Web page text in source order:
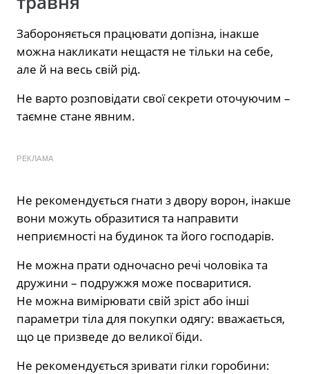
Забороняється працювати допізна, інакше
можна накликати нещастя не тільки на себе,
але й на весь свій рід.
Не варто розповідати свої секрети оточуючим –
таємне стане явним.
РЕКЛАМА
Не рекомендується гнати з двору ворон, інакше
вони можуть образитися та направити
неприємності на будинок та його господарів.
Не можна прати одночасно речі чоловіка та
дружини – подружжя може посваритися.
Не можна вимірювати свій зріст або інші
параметри тіла для покупки одягу: вважається,
що це призведе до великої біди.
Не рекомендується зривати гілки горобини: